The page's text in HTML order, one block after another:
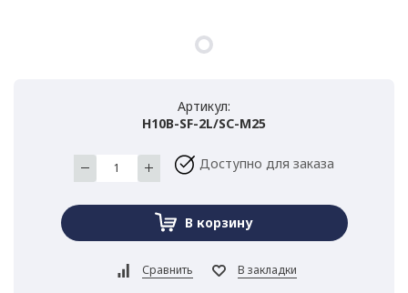
Артикул:
H10B-SF-2L/SC-M25
Доступно для заказа